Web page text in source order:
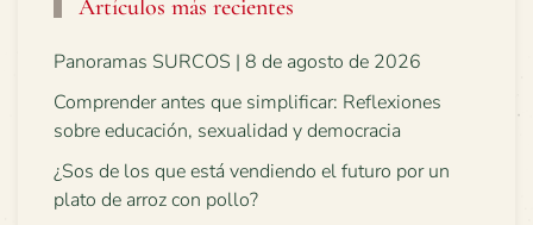
Artículos más recientes
Panoramas SURCOS | 8 de agosto de 2026
Comprender antes que simplificar: Reflexiones
sobre educación, sexualidad y democracia
¿Sos de los que está vendiendo el futuro por un
plato de arroz con pollo?